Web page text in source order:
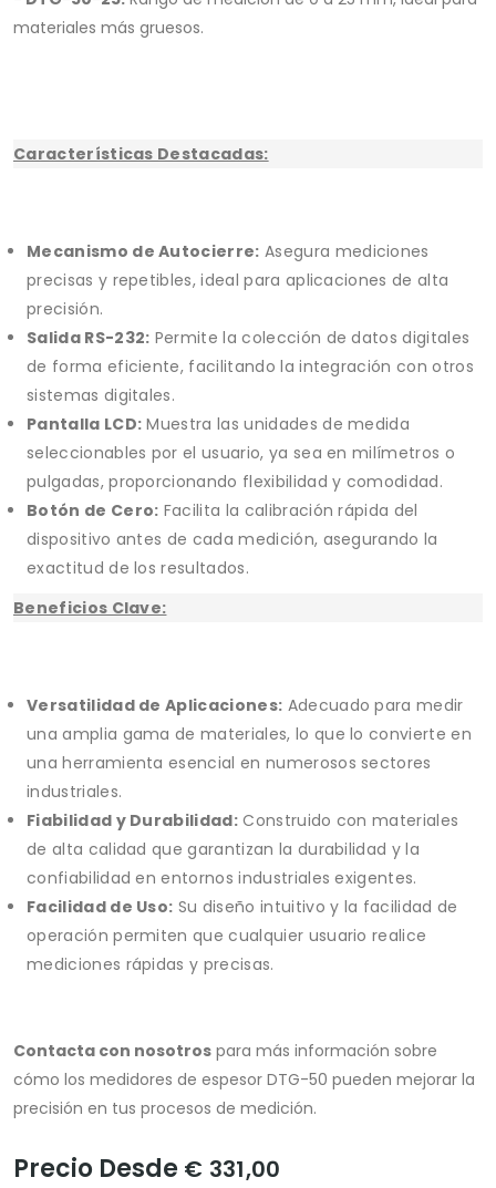
materiales más gruesos.
Características Destacadas:
Mecanismo de Autocierre: Asegura mediciones
precisas y repetibles, ideal para aplicaciones de alta
precisión.
Salida RS-232: Permite la colección de datos digitales
de forma eficiente, facilitando la integración con otros
sistemas digitales.
Pantalla LCD: Muestra las unidades de medida
seleccionables por el usuario, ya sea en milímetros o
pulgadas, proporcionando flexibilidad y comodidad.
Botón de Cero: Facilita la calibración rápida del
dispositivo antes de cada medición, asegurando la
exactitud de los resultados.
Beneficios Clave:
Versatilidad de Aplicaciones: Adecuado para medir
una amplia gama de materiales, lo que lo convierte en
una herramienta esencial en numerosos sectores
industriales.
Fiabilidad y Durabilidad: Construido con materiales
de alta calidad que garantizan la durabilidad y la
confiabilidad en entornos industriales exigentes.
Facilidad de Uso: Su diseño intuitivo y la facilidad de
operación permiten que cualquier usuario realice
mediciones rápidas y precisas.
Contacta con nosotros para más información sobre
cómo los medidores de espesor DTG-50 pueden mejorar la
precisión en tus procesos de medición.
Precio Desde € 331,00